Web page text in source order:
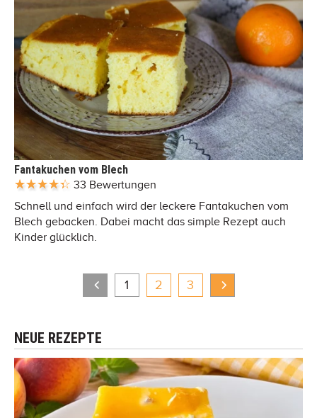
Fantakuchen vom Blech
33 Bewertungen
Schnell und einfach wird der leckere Fantakuchen vom
Blech gebacken. Dabei macht das simple Rezept auch
Kinder glücklich.
1 2 3
NEUE REZEPTE